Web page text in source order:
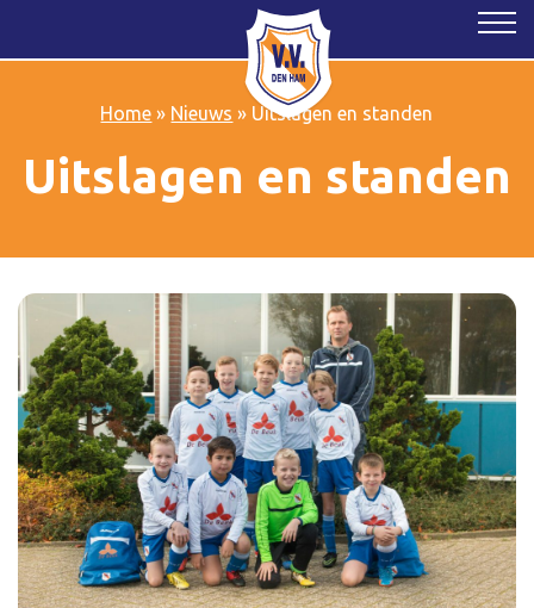
Home » Nieuws » Uitslagen en standen
Uitslagen en standen